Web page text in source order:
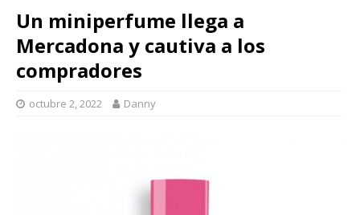
Un miniperfume llega a
Mercadona y cautiva a los
compradores
octubre 2, 2022 Danny